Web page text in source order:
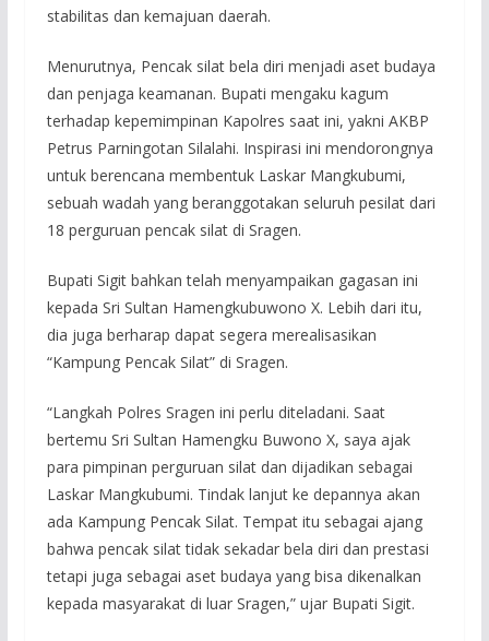
stabilitas dan kemajuan daerah.
Menurutnya, Pencak silat bela diri menjadi aset budaya
dan penjaga keamanan. Bupati mengaku kagum
terhadap kepemimpinan Kapolres saat ini, yakni AKBP
Petrus Parningotan Silalahi. Inspirasi ini mendorongnya
untuk berencana membentuk Laskar Mangkubumi,
sebuah wadah yang beranggotakan seluruh pesilat dari
18 perguruan pencak silat di Sragen.
Bupati Sigit bahkan telah menyampaikan gagasan ini
kepada Sri Sultan Hamengkubuwono X. Lebih dari itu,
dia juga berharap dapat segera merealisasikan
“Kampung Pencak Silat” di Sragen.
“Langkah Polres Sragen ini perlu diteladani. Saat
bertemu Sri Sultan Hamengku Buwono X, saya ajak
para pimpinan perguruan silat dan dijadikan sebagai
Laskar Mangkubumi. Tindak lanjut ke depannya akan
ada Kampung Pencak Silat. Tempat itu sebagai ajang
bahwa pencak silat tidak sekadar bela diri dan prestasi
tetapi juga sebagai aset budaya yang bisa dikenalkan
kepada masyarakat di luar Sragen,” ujar Bupati Sigit.